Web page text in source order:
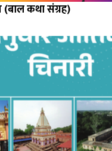
(बाल कथा संग्रह)